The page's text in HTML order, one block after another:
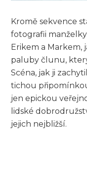
Kromě sekvence
fotografii
Erikem a Markem,
paluby člunu,
Scéna, jak ji
tichou
jen epickou
lidské
jejich nejbližší.